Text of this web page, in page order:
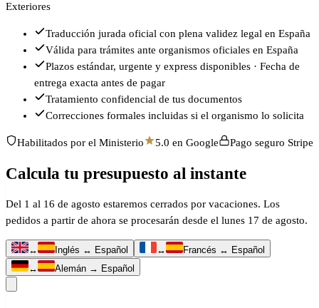
Exteriores
Traducción jurada oficial con plena validez legal en España
Válida para trámites ante organismos oficiales en España
Plazos estándar, urgente y express disponibles · Fecha de
entrega exacta antes de pagar
Tratamiento confidencial de tus documentos
Correcciones formales incluidas si el organismo lo solicita
Habilitados por el Ministerio 5.0 en Google Pago seguro Stripe
Calcula tu presupuesto al instante
Del 1 al 16 de agosto estaremos cerrados por vacaciones. Los
pedidos a partir de ahora se procesarán desde el lunes 17 de agosto.
↔ Inglés ↔ Español ↔
Francés ↔ Español
↔
Alemán → Español